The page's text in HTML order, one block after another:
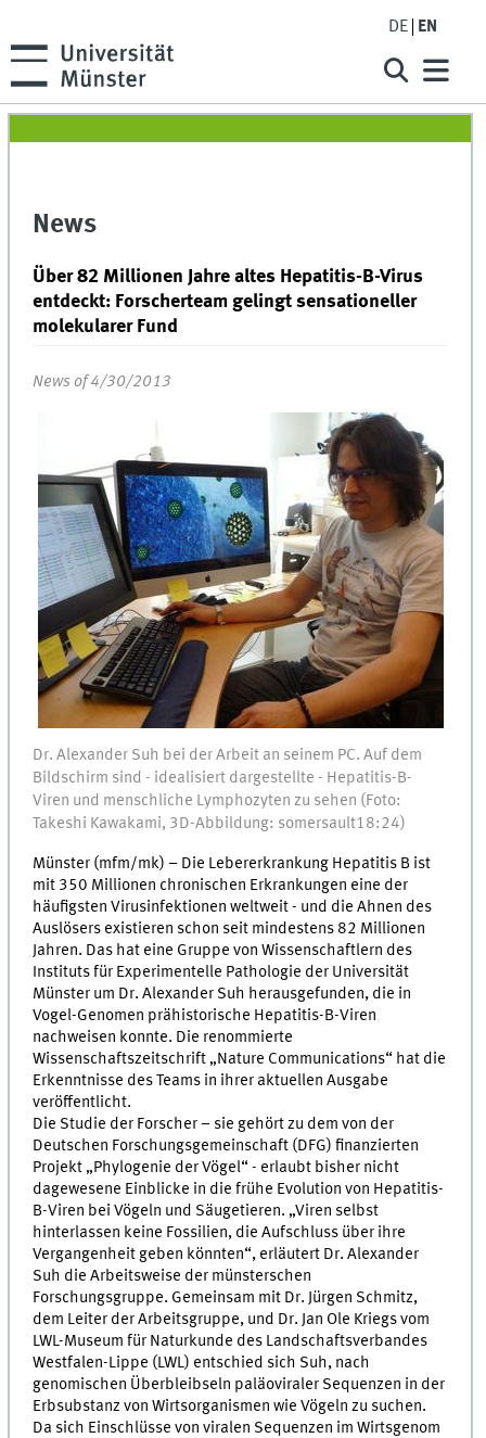
DE EN
News
Über 82 Millionen Jahre altes Hepatitis-B-Virus
entdeckt: Forscherteam gelingt sensationeller
molekularer Fund
News of 4/30/2013
Dr. Alexander Suh bei der Arbeit an seinem PC. Auf dem
Bildschirm sind - idealisiert dargestellte - Hepatitis-B-
Viren und menschliche Lymphozyten zu sehen (Foto:
Takeshi Kawakami, 3D-Abbildung: somersault18:24)
Münster (mfm/mk) – Die Lebererkrankung Hepatitis B ist
mit 350 Millionen chronischen Erkrankungen eine der
häufigsten Virusinfektionen weltweit - und die Ahnen des
Auslösers existieren schon seit mindestens 82 Millionen
Jahren. Das hat eine Gruppe von Wissenschaftlern des
Instituts für Experimentelle Pathologie der Universität
Münster um Dr. Alexander Suh herausgefunden, die in
Vogel-Genomen prähistorische Hepatitis-B-Viren
nachweisen konnte. Die renommierte
Wissenschaftszeitschrift „Nature Communications“ hat die
Erkenntnisse des Teams in ihrer aktuellen Ausgabe
veröffentlicht.
Die Studie der Forscher – sie gehört zu dem von der
Deutschen Forschungsgemeinschaft (DFG) finanzierten
Projekt „Phylogenie der Vögel“ - erlaubt bisher nicht
dagewesene Einblicke in die frühe Evolution von Hepatitis-
B-Viren bei Vögeln und Säugetieren. „Viren selbst
hinterlassen keine Fossilien, die Aufschluss über ihre
Vergangenheit geben könnten“, erläutert Dr. Alexander
Suh die Arbeitsweise der münsterschen
Forschungsgruppe. Gemeinsam mit Dr. Jürgen Schmitz,
dem Leiter der Arbeitsgruppe, und Dr. Jan Ole Kriegs vom
LWL-Museum für Naturkunde des Landschaftsverbandes
Westfalen-Lippe (LWL) entschied sich Suh, nach
genomischen Überbleibseln paläoviraler Sequenzen in der
Erbsubstanz von Wirtsorganismen wie Vögeln zu suchen.
Da sich Einschlüsse von viralen Sequenzen im Wirtsgenom